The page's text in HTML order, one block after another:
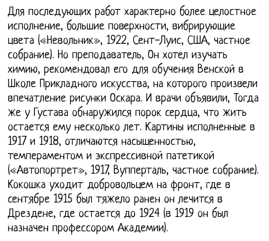
Для последующих работ характерно более целостное
исполнение, большие поверхности, вибрирующие
цвета («Невольник», 1922, Сент-Луис, США, частное
собрание). Но преподаватель, Он хотел изучать
химию, рекомендовал его для обучения Венской в
Школе Прикладного искусства, на которого произвели
впечатление рисунки Оскара. И врачи объявили, Тогда
же у Густава обнаружился порок сердца, что жить
остается ему несколько лет. Картины исполненные в
1917 и 1918, отличаются насыщенностью,
темпераментом и экспрессивной патетикой
(«Автопортрет», 1917, Вупперталь, частное собрание).
Кокошка уходит добровольцем на фронт, где в
сентябре 1915 был тяжело ранен он лечится в
Дрездене, где остается до 1924 (в 1919 он был
назначен профессором Академии).